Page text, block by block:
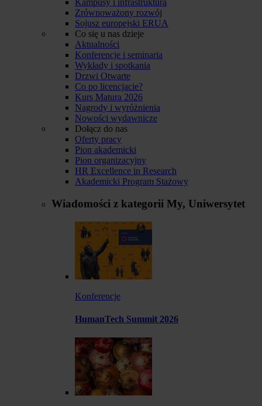
Zrównoważony rozwój
Sojusz europejski ERUA
Co się u nas dzieje
Aktualności
Konferencje i seminaria
Wykłady i spotkania
Drzwi Otwarte
Co po licencjacie?
Kurs Matura 2026
Nagrody i wyróżnienia
Nowości wydawnicze
Dołącz do nas
Oferty pracy
Pion akademicki
Pion organizacyjny
HR Excellence in Research
Akademicki Program Stażowy
Wiadomości z kategorii My, Uniwersytet
Konferencje
HumanTech Summit 2026